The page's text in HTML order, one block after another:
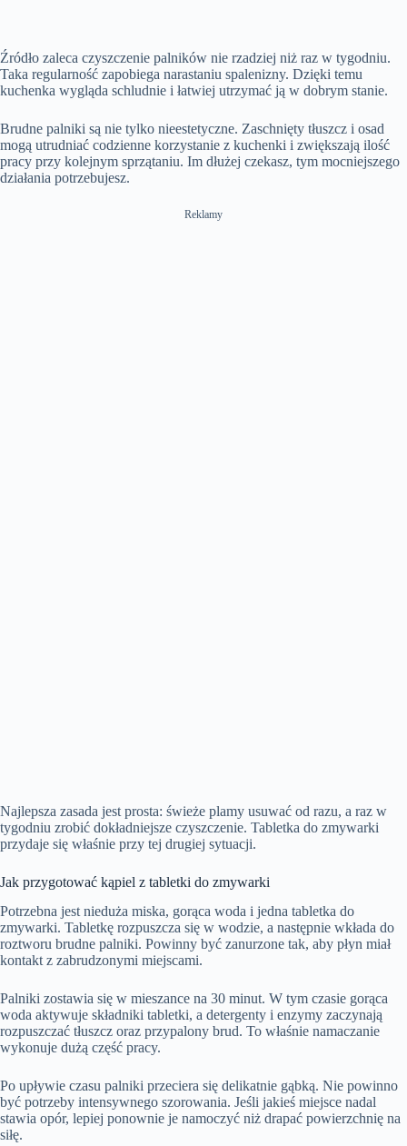
Źródło zaleca czyszczenie palników nie rzadziej niż raz w tygodniu.
Taka regularność zapobiega narastaniu spalenizny. Dzięki temu
kuchenka wygląda schludnie i łatwiej utrzymać ją w dobrym stanie.
Brudne palniki są nie tylko nieestetyczne. Zaschnięty tłuszcz i osad
mogą utrudniać codzienne korzystanie z kuchenki i zwiększają ilość
pracy przy kolejnym sprzątaniu. Im dłużej czekasz, tym mocniejszego
działania potrzebujesz.
Reklamy
Najlepsza zasada jest prosta: świeże plamy usuwać od razu, a raz w
tygodniu zrobić dokładniejsze czyszczenie. Tabletka do zmywarki
przydaje się właśnie przy tej drugiej sytuacji.
Jak przygotować kąpiel z tabletki do zmywarki
Potrzebna jest nieduża miska, gorąca woda i jedna tabletka do
zmywarki. Tabletkę rozpuszcza się w wodzie, a następnie wkłada do
roztworu brudne palniki. Powinny być zanurzone tak, aby płyn miał
kontakt z zabrudzonymi miejscami.
Palniki zostawia się w mieszance na 30 minut. W tym czasie gorąca
woda aktywuje składniki tabletki, a detergenty i enzymy zaczynają
rozpuszczać tłuszcz oraz przypalony brud. To właśnie namaczanie
wykonuje dużą część pracy.
Po upływie czasu palniki przeciera się delikatnie gąbką. Nie powinno
być potrzeby intensywnego szorowania. Jeśli jakieś miejsce nadal
stawia opór, lepiej ponownie je namoczyć niż drapać powierzchnię na
siłę.